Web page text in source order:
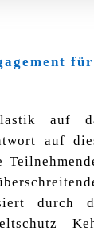
für
auf
auf
durch